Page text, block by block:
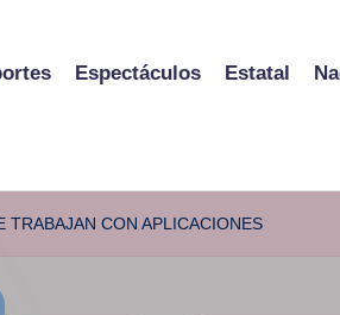
Espectáculos Estatal
TRABAJAN CON APLICACIONES